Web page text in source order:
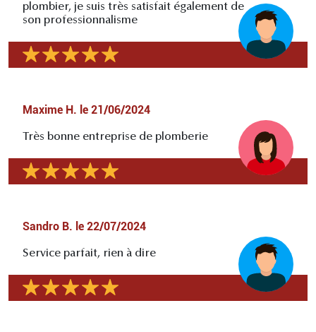
plombier, je suis très satisfait également de
son professionnalisme
Maxime H. le 21/06/2024
Très bonne entreprise de plomberie
Sandro B. le 22/07/2024
Service parfait, rien à dire